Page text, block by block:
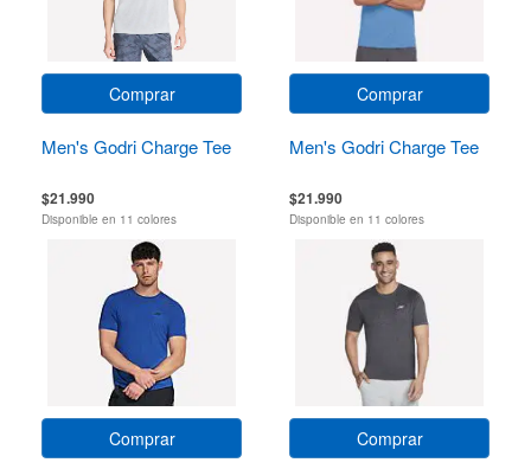
Comprar
Men's Godri Charge Tee
$21.990
Disponible en 11 colores
Comprar
Men's Godri Charge Tee
$21.990
Disponible en 11 colores
Comprar Comprar